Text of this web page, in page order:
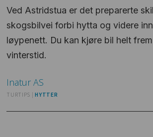
Ved Astridstua er det preparerte
skogsbilvei forbi hytta og videre
løypenett. Du kan kjøre bil helt
vinterstid.
Inatur AS
TURTIPS |HYTTER